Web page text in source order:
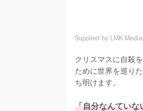
Supplied by LMK
クリスマスに自殺
ために世界を巡り
ち明けます。
「自分なんていな